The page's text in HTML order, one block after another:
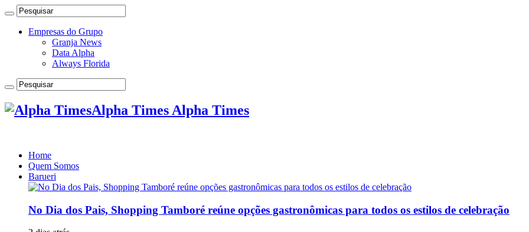
Empresas do Grupo
Granja News
Data Alpha
Always Florida
Alpha Times Alpha Times
Home
Quem Somos
Barueri
No Dia dos Pais, Shopping Tamboré reúne opções gastronômicas para todos os estilos de celebração